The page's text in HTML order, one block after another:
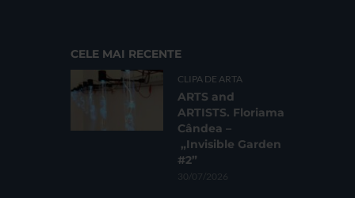
CELE MAI RECENTE
CLIPA DE ARTA
ARTS and
ARTISTS. Floriama
Cândea –
„Invisible Garden
#2”
30/07/2026